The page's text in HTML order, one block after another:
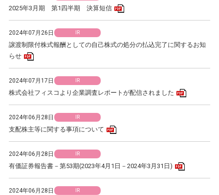
2025年3月期 第1四半期 決算短信
2024年07月26日 IR
譲渡制限付株式報酬としての自己株式の処分の払込完了に関するお知
らせ
2024年07月17日 IR
株式会社フィスコより企業調査レポートが配信されました
2024年06月28日 IR
支配株主等に関する事項について
2024年06月28日 IR
有価証券報告書－第53期(2023年4月1日－2024年3月31日)
2024年06月28日 IR